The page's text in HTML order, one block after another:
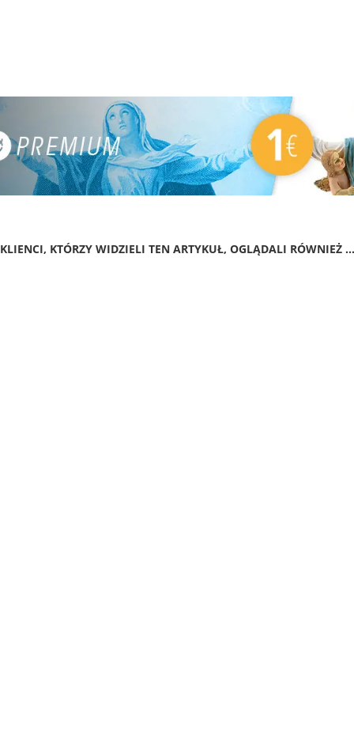
KLIENCI, KTÓRZY WIDZIELI TEN ARTYKUŁ, OGLĄDALI RÓWNIEŻ ...